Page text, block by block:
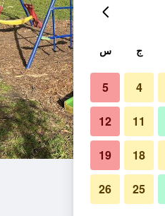
ج س
4
5
11
12
18
19
25
26